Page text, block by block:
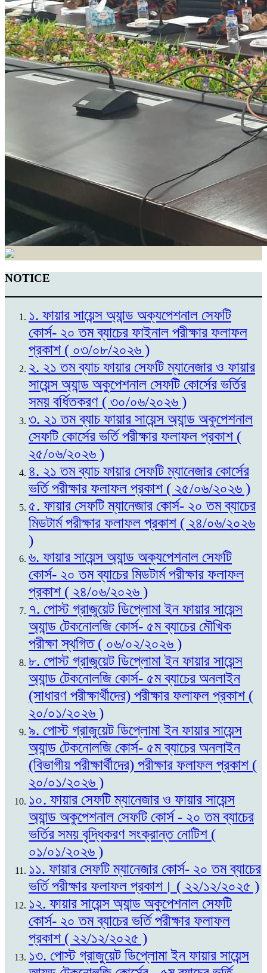
NOTICE
১. ফায়ার সায়েন্স অ্যান্ড অক্যপেশনাল সেফটি
কোর্স- ২০ তম ব্যাচের ফাইনাল পরীক্ষার ফলাফল
প্রকাশ ( ০৩/০৮/২০২৬ )
২. ২১ তম ব্যাচ ফায়ার সেফটি ম্যানেজার ও ফায়ার
সায়েন্স অ্যান্ড অকুপেশনাল সেফটি কোর্সের ভর্তির
সময় বর্ধিতকরণ ( ৩০/০৬/২০২৬ )
৩. ২১ তম ব্যাচ ফায়ার সায়েন্স অ্যান্ড অকুপেশনাল
সেফটি কোর্সের ভর্তি পরীক্ষার ফলাফল প্রকাশ (
২৫/০৬/২০২৬ )
৪. ২১ তম ব্যাচ ফায়ার সেফটি ম্যানেজার কোর্সের
ভর্তি পরীক্ষার ফলাফল প্রকাশ ( ২৫/০৬/২০২৬ )
৫. ফায়ার সেফটি ম্যানেজার কোর্স- ২০ তম ব্যাচের
মিডটার্ম পরীক্ষার ফলাফল প্রকাশ ( ২৪/০৬/২০২৬
)
৬. ফায়ার সায়েন্স অ্যান্ড অক্যপেশনাল সেফটি
কোর্স- ২০ তম ব্যাচের মিডটার্ম পরীক্ষার ফলাফল
প্রকাশ ( ২৪/০৬/২০২৬ )
৭. পোস্ট গ্রাজুয়েট ডিপ্লোমা ইন ফায়ার সায়েন্স
অ্যান্ড টেকনোলজি কোর্স- ৫ম ব্যাচের মৌখিক
পরীক্ষা স্থগিত ( ০৬/০২/২০২৬ )
৮. পোস্ট গ্রাজুয়েট ডিপ্লোমা ইন ফায়ার সায়েন্স
অ্যান্ড টেকনোলজি কোর্স- ৫ম ব্যাচের অনলাইন
(সাধারণ পরীক্ষার্থীদের) পরীক্ষার ফলাফল প্রকাশ (
২০/০১/২০২৬ )
৯. পোস্ট গ্রাজুয়েট ডিপ্লোমা ইন ফায়ার সায়েন্স
অ্যান্ড টেকনোলজি কোর্স- ৫ম ব্যাচের অনলাইন
(বিভাগীয় পরীক্ষার্থীদের) পরীক্ষার ফলাফল প্রকাশ (
২০/০১/২০২৬ )
১০. ফায়ার সেফটি ম্যানেজার ও ফায়ার সায়েন্স
অ্যান্ড অকুপেশনাল সেফটি কোর্স - ২০ তম ব্যাচের
ভর্তির সময় বৃদ্ধিকরণ সংক্রান্ত নোটিশ (
০১/০১/২০২৬ )
১১. ফায়ার সেফটি ম্যানেজার কোর্স- ২০ তম ব্যাচের
ভর্তি পরীক্ষার ফলাফল প্রকাশ। ( ২২/১২/২০২৫ )
১২. ফায়ার সায়েন্স অ্যান্ড অকুপেশনাল সেফটি
কোর্স- ২০ তম ব্যাচের ভর্তি পরীক্ষার ফলাফল
প্রকাশ ( ২২/১২/২০২৫ )
১৩. পোস্ট গ্রাজুয়েট ডিপ্লোমা ইন ফায়ার সায়েন্স